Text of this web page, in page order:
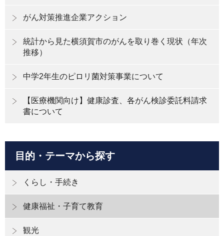
がん対策推進企業アクション
統計から見た横須賀市のがんを取り巻く現状（年次
推移）
中学2年生のピロリ菌対策事業について
【医療機関向け】健康診査、各がん検診委託料請求
書について
目的・テーマから探す
くらし・手続き
健康福祉・子育て教育
観光